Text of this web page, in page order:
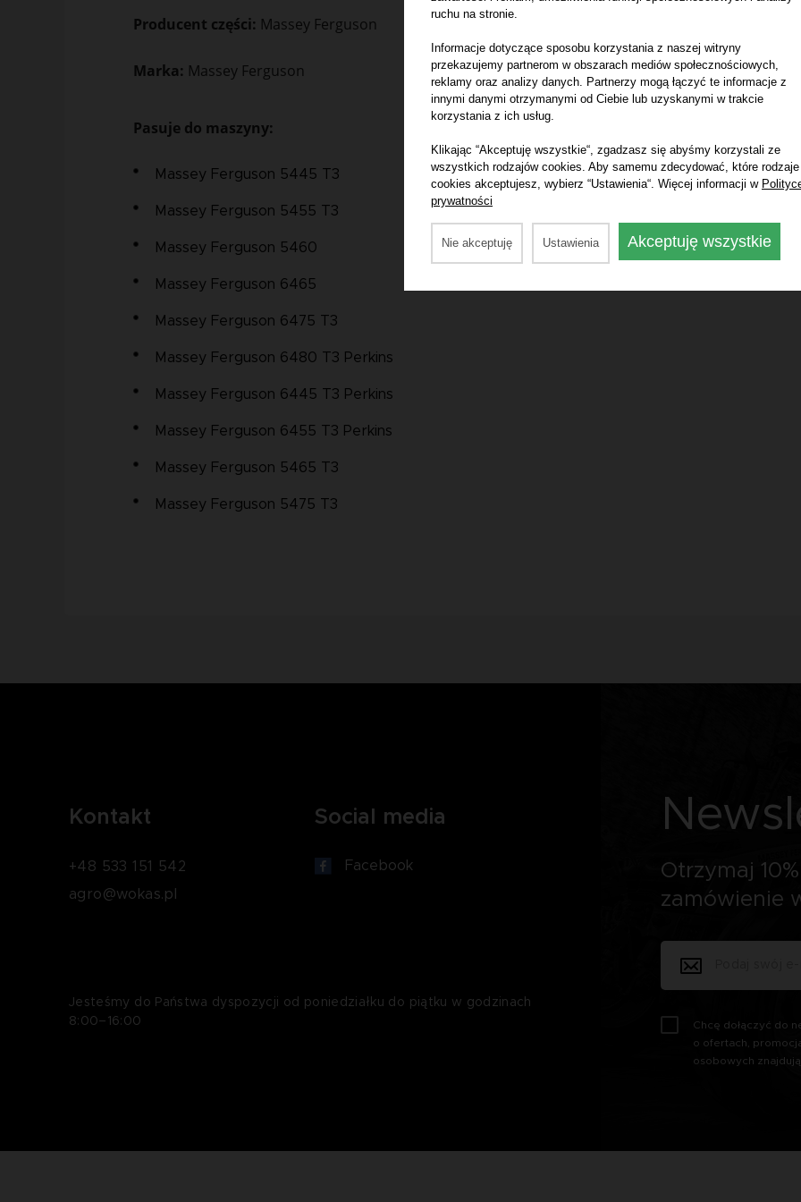
Producent części: Massey Ferguson
Marka: Massey Ferguson
Pasuje do maszyny:
Massey Ferguson 5445 T3
Massey Ferguson 5455 T3
Massey Ferguson 5460
Massey Ferguson 6465
Massey Ferguson 6475 T3
Massey Ferguson 6480 T3 Perkins
Massey Ferguson 6445 T3 Perkins
Massey Ferguson 6455 T3 Perkins
Massey Ferguson 5465 T3
Massey Ferguson 5475 T3
Kontakt
+48 533 151 542
agro@wokas.pl
Social media
Facebook
Jesteśmy do Państwa dyspozycji od poniedziałku do piątku w godzinach
8:00–16:00
Otrzymaj
zamówienie
Chcę dołączyć do
o ofertach,
osobowych
ruchu na stronie.
Informacje dotyczące sposobu korzystania z naszej witryny
przekazujemy partnerom w obszarach mediów społecznościowych,
reklamy oraz analizy danych. Partnerzy mogą łączyć te informacje z
innymi danymi otrzymanymi od Ciebie lub uzyskanymi w trakcie
korzystania z ich usług.
Klikając “Akceptuję wszystkie“, zgadzasz się abyśmy korzystali ze
wszystkich rodzajów cookies. Aby samemu zdecydować, które rodzaje
cookies akceptujesz, wybierz “Ustawienia“. Więcej informacji w
prywatności
Nie akceptuję Ustawienia Akceptuję wszystkie